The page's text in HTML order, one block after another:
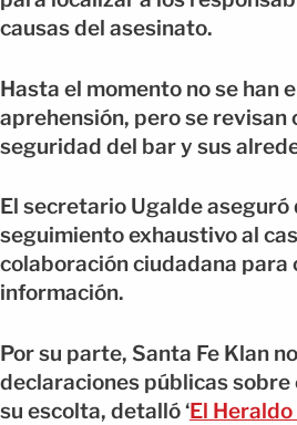
causas del asesinato.
Hasta el momento no se han
aprehensión, pero se revisan
seguridad del bar y sus
El secretario Ugalde aseguró
seguimiento exhaustivo al
colaboración ciudadana para
información.
Por su parte, Santa Fe Klan
declaraciones públicas
su escolta, detalló ‘El